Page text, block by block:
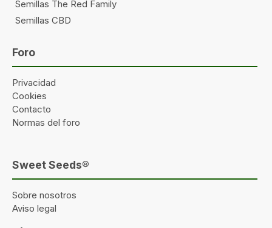
Semillas The Red Family
Semillas CBD
Foro
Privacidad
Cookies
Contacto
Normas del foro
Sweet Seeds®
Sobre nosotros
Aviso legal